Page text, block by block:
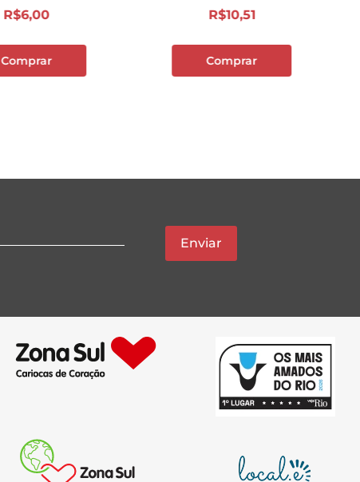
R$6,00
Comprar
R$10,51
Comprar
Enviar